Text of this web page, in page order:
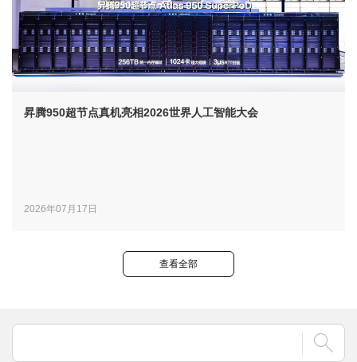
昇腾950超节点真机亮相2026世界人工智能大会
2026年07月17日
查看全部